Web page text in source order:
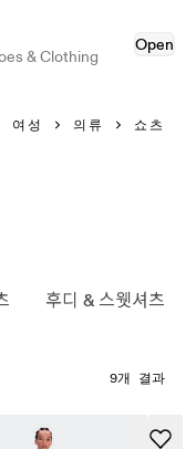
& Clothing
Open
여성 의류 쇼츠
후디 & 스웻셔츠
9개 결과